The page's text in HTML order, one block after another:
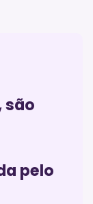
são
pelo